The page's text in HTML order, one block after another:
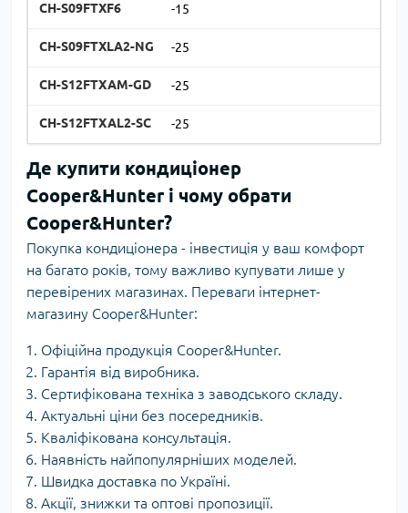
-15
-25
-25
-25
Де купити кондиціонер
Cooper&Hunter і чому обрати
Cooper&Hunter?
Покупка кондиціонера - інвестиція у ваш комфорт
на багато років, тому важливо купувати лише у
перевірених магазинах. Переваги інтернет-
магазину Cooper&Hunter:
Офіційна продукція Cooper&Hunter.
Гарантія від виробника.
Сертифікована техніка з заводського складу.
Актуальні ціни без посередників.
Кваліфікована консультація.
Наявність найпопулярніших моделей.
Швидка доставка по Україні.
Акції, знижки та оптові пропозиції.